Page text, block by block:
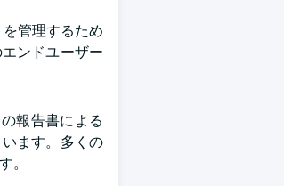
管理するため
ンドユーザー
報告書による
ます。多くの
。